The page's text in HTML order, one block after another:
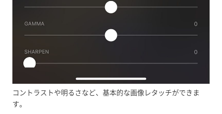
コントラストや明るさなど、基本的な画像レタッチができま
す。